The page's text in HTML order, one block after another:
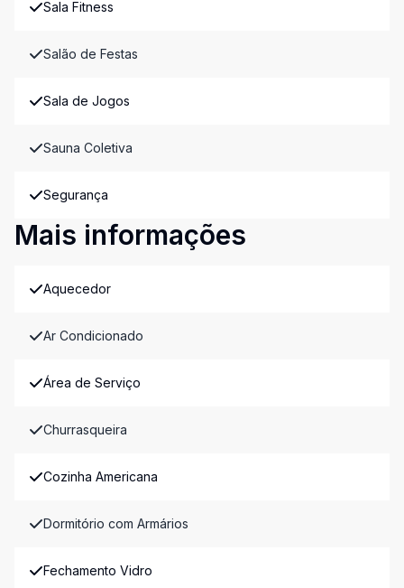
Sala Fitness
Salão de Festas
Sala de Jogos
Sauna Coletiva
Segurança
Mais informações
Aquecedor
Ar Condicionado
Área de Serviço
Churrasqueira
Cozinha Americana
Dormitório com Armários
Fechamento Vidro